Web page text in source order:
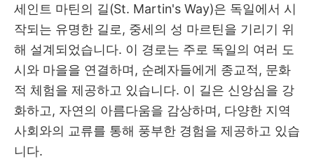
세인트 마틴의 길 (St. Martin's Way)은 독일에서 시
작되는 유명한 길로 , 중세의 성 마르틴을 기리기 위
해 설계되었습니다. 이 경로는 주로 독일의 여러 도
시와 마을을 연결하며 , 순례자들에게 종교적, 문화
적 체험을 제공하고 있습니다. 이 길은 신앙심을 강
화하고 , 자연의 아름다움을 감상하며 , 다양한 지역
사회와의 교류를 통해 풍부한 경험을 제공하고 있습
니다.